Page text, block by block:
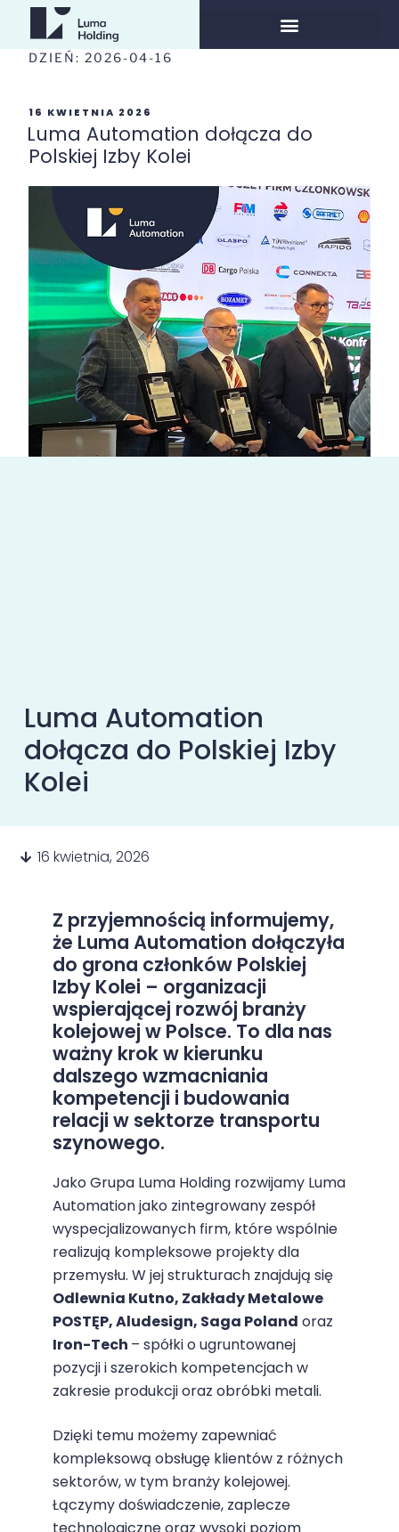
DZIEŃ: 2026-04-16
16 KWIETNIA 2026
Luma Automation dołącza do
Polskiej Izby Kolei
Luma Automation
dołącza do Polskiej Izby
Kolei
16 kwietnia, 2026
Z przyjemnością informujemy,
że Luma Automation dołączyła
do grona członków Polskiej
Izby Kolei – organizacji
wspierającej rozwój branży
kolejowej w Polsce. To dla nas
ważny krok w kierunku
dalszego wzmacniania
kompetencji i budowania
relacji w sektorze transportu
szynowego.
Jako Grupa Luma Holding rozwijamy Luma
Automation jako zintegrowany zespół
wyspecjalizowanych firm, które wspólnie
realizują kompleksowe projekty dla
przemysłu. W jej strukturach znajdują się
Odlewnia Kutno, Zakłady Metalowe
POSTĘP,Aludesign, Saga Poland oraz
Iron-Tech – spółki o ugruntowanej
pozycji i szerokich kompetencjach w
zakresie produkcji oraz obróbki metali.
Dzięki temu możemy zapewniać
kompleksową obsługę klientów z różnych
sektorów, w tym branży kolejowej.
Łączymy doświadczenie, zaplecze